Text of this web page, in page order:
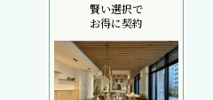
賢い選択で
お得に契約